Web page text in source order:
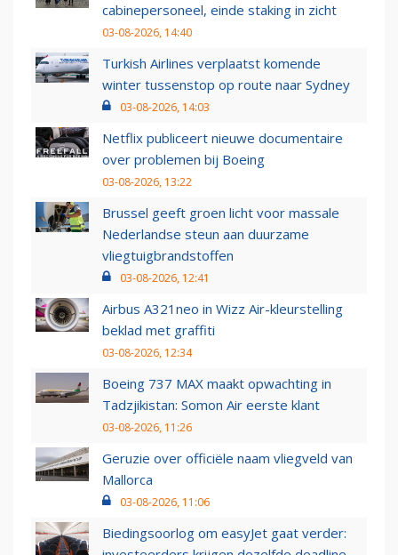
cabinepersoneel, einde staking in zicht
03-08-2026, 14:40
Turkish Airlines verplaatst komende
winter tussenstop op route naar Sydney
03-08-2026, 14:03
Netflix publiceert nieuwe documentaire
over problemen bij Boeing
03-08-2026, 13:22
Brussel geeft groen licht voor massale
Nederlandse steun aan duurzame
vliegtuigbrandstoffen
03-08-2026, 12:41
Airbus A321neo in Wizz Air-kleurstelling
beklad met graffiti
03-08-2026, 12:34
Boeing 737 MAX maakt opwachting in
Tadzjikistan: Somon Air eerste klant
03-08-2026, 11:26
Geruzie over officiële naam vliegveld van
Mallorca
03-08-2026, 11:06
Biedingsoorlog om easyJet gaat verder: